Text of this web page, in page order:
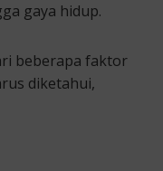
gaya hidup.
beberapa faktor
diketahui,